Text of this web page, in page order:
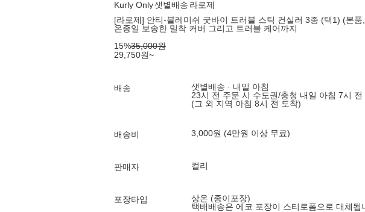
Kurly Only샛별배송 라로제
[라로제] 안티-블레미쉬 굿바이 트러블 스틱 컨실러 3종 (택1) (본
온종일 보송한 밀착 커버 그리고 트러블 케어까지
15%35,000원
29,750원~
배송
샛별배송 · 내일 아침
23시 전 주문 시 수도권/충청 내일 아침 7시 전
(그 외 지역 아침 8시 전 도착)
배송비 3,000원 (4만원 이상 무료)
판매자 컬리
포장타입
상온 (종이포장)
택배배송은 에코 포장이 스티로폼으로 대체됩